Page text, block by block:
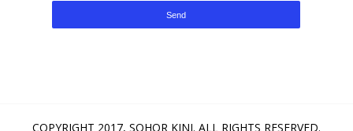
COPYRIGHT 2017, SOHOR KINI. ALL RIGHTS RESERVED.